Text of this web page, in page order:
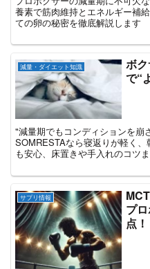
養素で筋肉維持とエネルギー補
ての卵の秘密を徹底解説します
減量・ダイエット知識
ボ
で“
"減量期でもコンディションを崩
SOMRESTAなら寝返りが軽く
も安心、床置きや手入れのコツ
サプリ情報
プ
点！